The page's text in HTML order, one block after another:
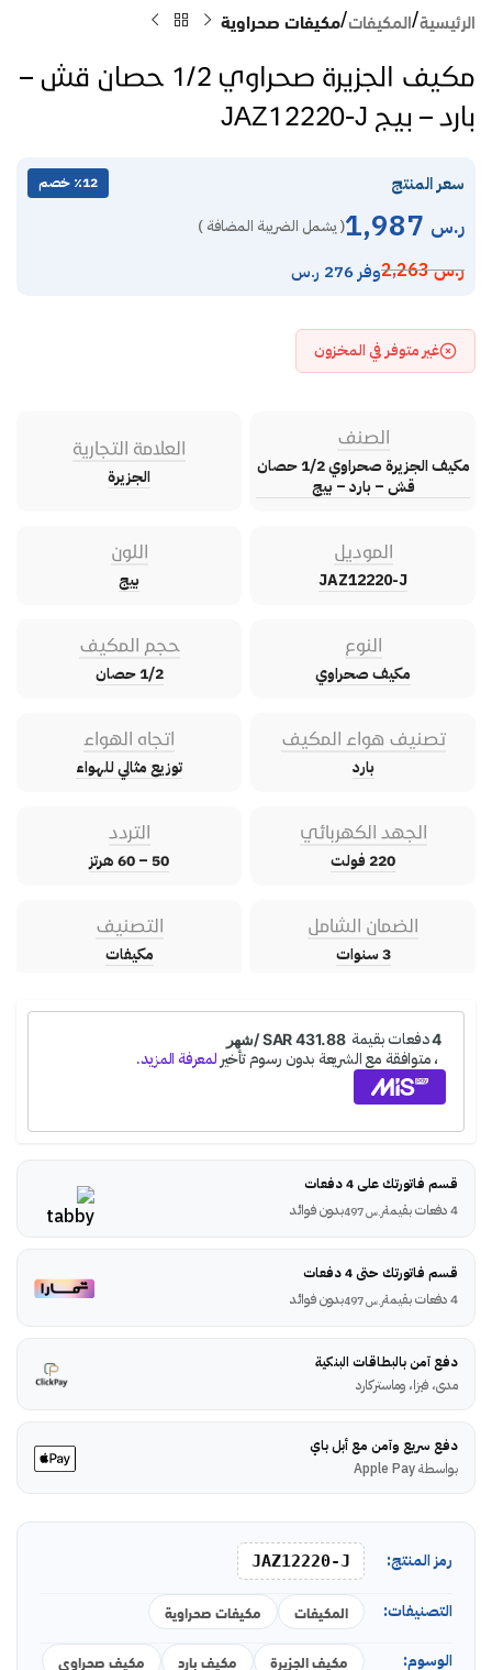
الرئيسية المكيفات مكيفات صحراوية
مكيف الجزيرة صحراوي 1/2 حصان قش –
بارد – بيج JAZ12220-J
سعر المنتج ٪12 خصم
ر.س ( يشمل الضريبة المضافة )
ر.س2,263 وفر 276 ر.س
غير متوفر في المخزون
الصنف
مكيف الجزيرة صحراوي 1/2 حصان
قش – بارد – بيج
العلامة التجارية
الجزيرة
الموديل
JAZ12220-J
اللون
بيج
النوع
مكيف صحراوي
حجم المكيف
1/2 حصان
تصنيف هواء المكيف
بارد
اتجاه الهواء
توزيع مثالي للهواء
الجهد الكهربائي
220 فولت
التردد
50 – 60 هرتز
الضمان الشامل
3 سنوات
التصنيف
مكيفات
قسم فاتورتك على 4 دفعات
4 دفعات بقيمة
ر.س بدون فوائد
قسم فاتورتك حتى 4 دفعات
4 دفعات بقيمة
ر.س بدون فوائد
دفع آمن بالبطاقات البنكية
مدى، فيزا، وماستركارد
دفع سريع وآمن مع أبل باي
بواسطة Apple Pay
رمز المنتج: JAZ12220-J
التصنيفات: المكيفات مكيفات صحراوية
الوسوم: مكيف الجزيرة مكيف بارد مكيف صحراوى